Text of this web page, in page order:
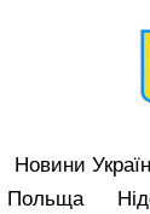
Hовини
Польща